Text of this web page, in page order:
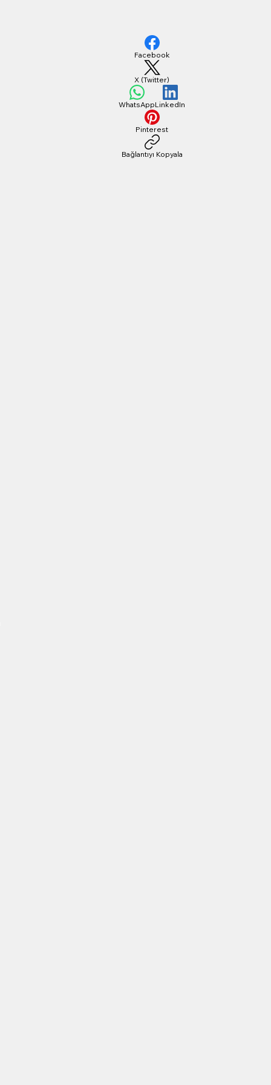
Facebook
X (Twitter)
WhatsAppLinkedIn
Pinterest
Bağlantıyı Kopyala